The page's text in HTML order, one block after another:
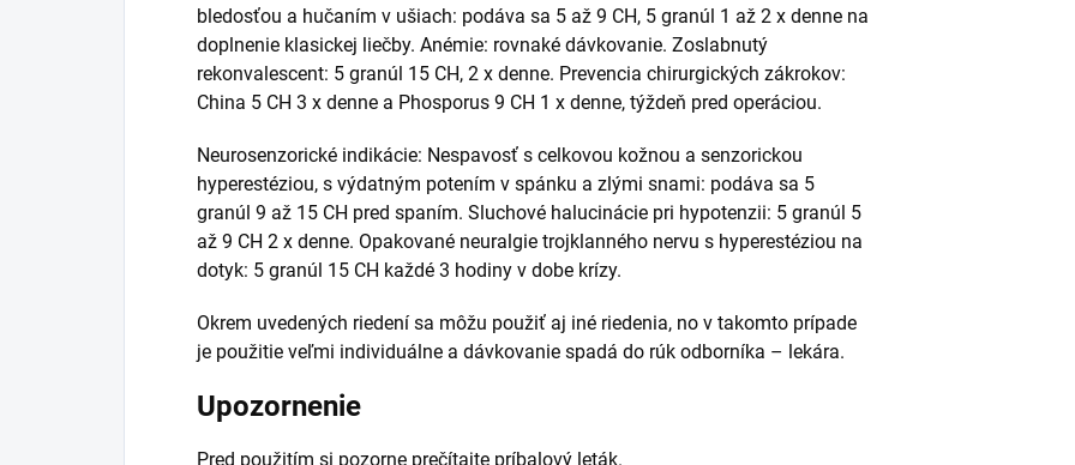
bledosťou a hučaním v ušiach: podáva sa 5 až 9 CH, 5 granúl 1 až 2 x denne na
doplnenie klasickej liečby. Anémie: rovnaké dávkovanie. Zoslabnutý
rekonvalescent: 5 granúl 15 CH, 2 x denne. Prevencia chirurgických zákrokov:
China 5 CH 3 x denne a Phosporus 9 CH 1 x denne, týždeň pred operáciou.
Neurosenzorické indikácie: Nespavosť s celkovou kožnou a senzorickou
hyperestéziou, s výdatným potením v spánku a zlými snami: podáva sa 5
granúl 9 až 15 CH pred spaním. Sluchové halucinácie pri hypotenzii: 5 granúl 5
až 9 CH 2 x denne. Opakované neuralgie trojklanného nervu s hyperestéziou na
dotyk: 5 granúl 15 CH každé 3 hodiny v dobe krízy.
Okrem uvedených riedení sa môžu použiť aj iné riedenia, no v takomto prípade
je použitie veľmi individuálne a dávkovanie spadá do rúk odborníka – lekára.
Upozornenie
Pred použitím si pozorne prečítajte príbalový leták.